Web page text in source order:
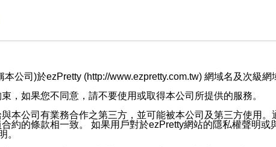
公司)於ezPretty (http://www.ezpretty.com.tw) 網域名及次級
，如果您不同意，請不要使用或取得本公司所提供的服務。
本公司有業務合作之第三方，並可能被本公司及第三方使用
約的條款相一致。 如果用戶對於ezPretty網站的隱私權聲明
。